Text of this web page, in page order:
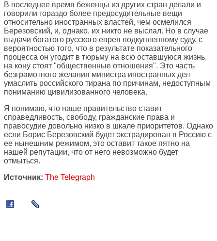
В последнее время беженцы из других стран делали и
говорили гораздо более предосудительные вещи
относительно иностранных властей, чем осмелился
Березовский, и, однако, их никто не выслал. Но в случае
выдачи богатого русского еврея подкупленному суду, с
вероятностью того, что в результате показательного
процесса он угодит в тюрьму на всю оставшуюся жизнь,
на кону стоят "общественные отношения". Это часть
безграмотного желания министра иностранных дел
умаслить российского тирана по причинам, недоступным
пониманию цивилизованного человека.
Я понимаю, что наше правительство ставит
справедливость, свободу, гражданские права и
правосудие довольно низко в шкале приоритетов. Однако
если Борис Березовский будет экстрадирован в Россию с
ее нынешним режимом, это оставит такое пятно на
нашей репутации, что от него невозможно будет
отмыться.
Источник: The Telegraph